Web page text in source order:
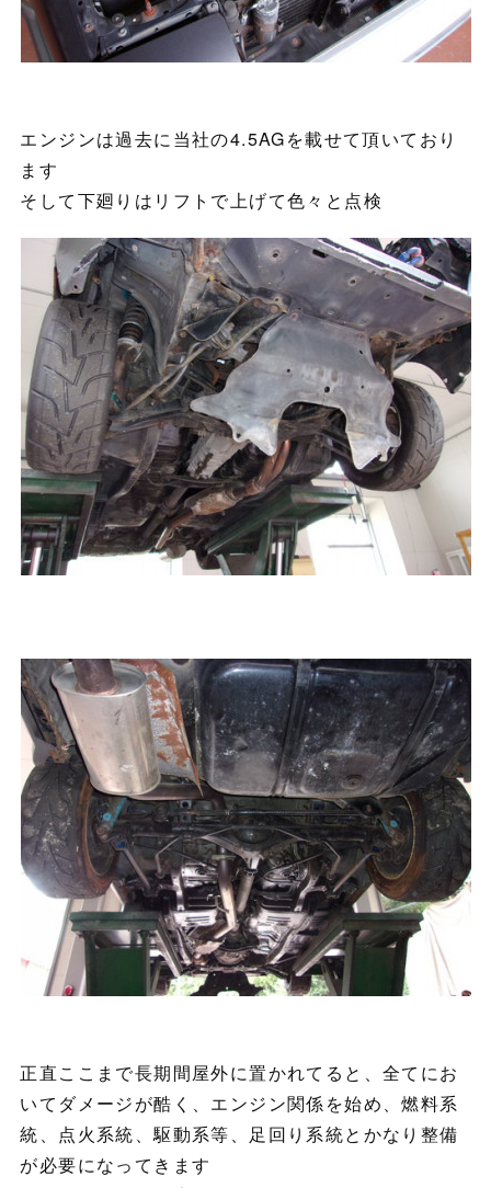
エンジンは過去に当社の4.5AGを載せて頂いており
ます
そして下廻りはリフトで上げて色々と点検
正直ここまで長期間屋外に置かれてると、全てにお
いてダメージが酷く、エンジン関係を始め、燃料系
統、点火系統、駆動系等、足回り系統とかなり整備
が必要になってきます